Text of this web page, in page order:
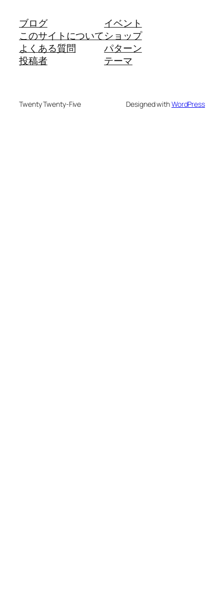
ブログ
このサイトについて
よくある質問
投稿者
イベント
ショップ
パターン
テーマ
Twenty Twenty-Five Designed withWordPress